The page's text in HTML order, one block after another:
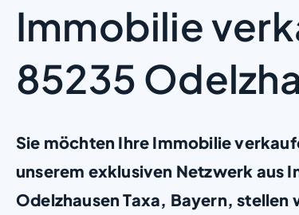
Immobilie
85235
Sie möchten Ihre Immobilie
unserem exklusiven Netzwerk aus
Odelzhausen Taxa, Bayern,